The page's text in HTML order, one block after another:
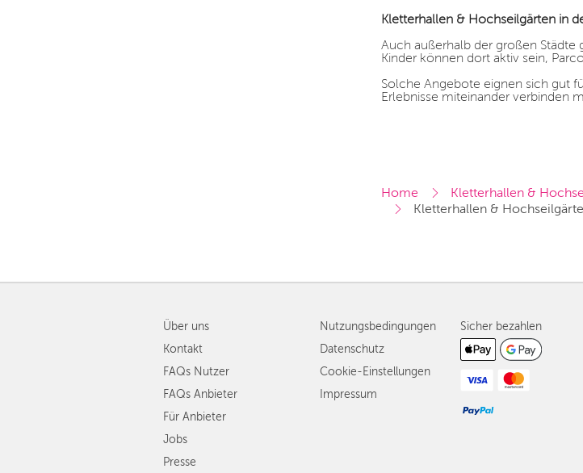
Kletterhallen & Hochseilgärten in
Auch außerhalb der großen
Kinder können dort aktiv sein,
Solche Angebote eignen sich gut
Erlebnisse miteinander verbinden
Home
Kletterhallen &
Kletterhallen &
Über uns
Kontakt
FAQs Nutzer
FAQs Anbieter
Für Anbieter
Jobs
Presse
Nutzungsbedingungen
Datenschutz
Cookie-Einstellungen
Impressum
Sicher bezahlen